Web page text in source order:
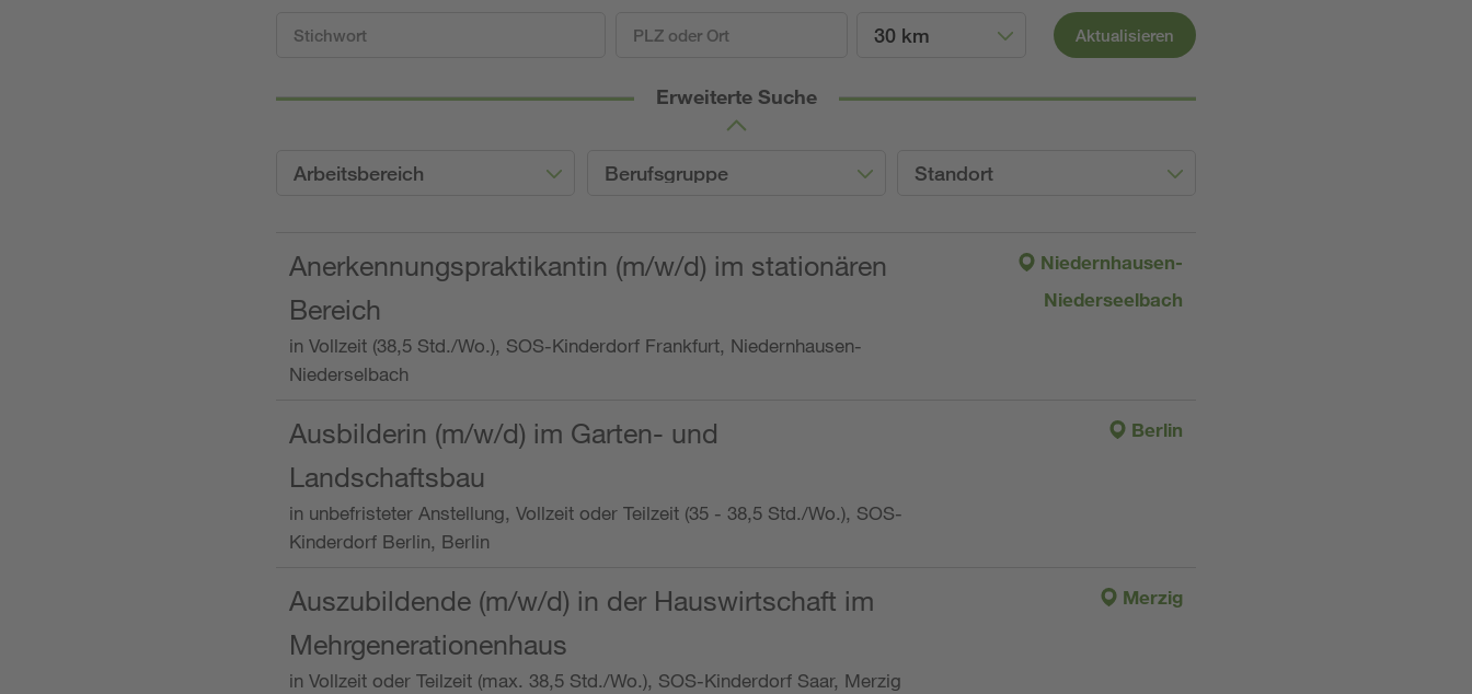
30 km Aktualisieren
Erweiterte Suche
Arbeitsbereich Berufsgruppe Standort
Anerkennungspraktikantin (m/w/d) im stationären
Bereich
in Vollzeit (38,5 Std./Wo.), SOS-Kinderdorf Frankfurt, Niedernhausen-
Niederselbach
Niedernhausen-
Niederseelbach
Ausbilderin (m/w/d) im Garten- und
Landschaftsbau
in unbefristeter Anstellung, Vollzeit oder Teilzeit (35 - 38,5 Std./Wo.), SOS-
Kinderdorf Berlin, Berlin
Berlin
Auszubildende (m/w/d) in der Hauswirtschaft im
Mehrgenerationenhaus
in Vollzeit oder Teilzeit (max. 38,5 Std./Wo.), SOS-Kinderdorf Saar, Merzig
Merzig